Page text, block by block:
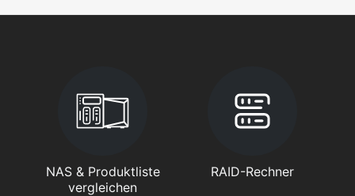
NAS & Produktliste
vergleichen
RAID-Rechner